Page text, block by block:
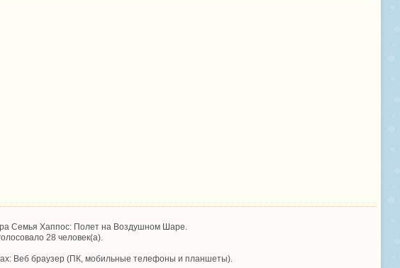
Семья Хаппос: Полет на Воздушном Шаре.
28 человек(а).
Веб браузер (ПК, мобильные телефоны и планшеты).